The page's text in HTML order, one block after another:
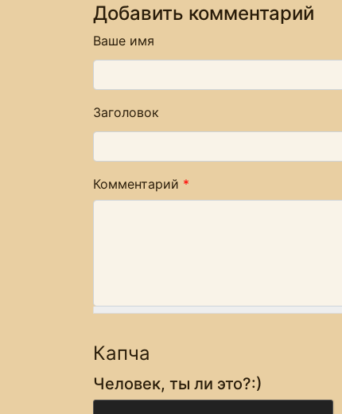
Добавить комментарий
Ваше имя
Заголовок
Комментарий *
Капча
Человек, ты ли это?:)